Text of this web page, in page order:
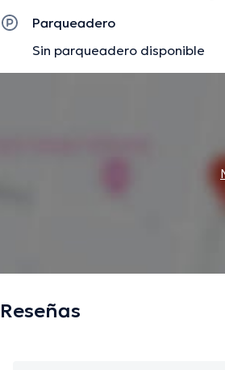
Parqueadero
Sin parqueadero disponible
Reseñas